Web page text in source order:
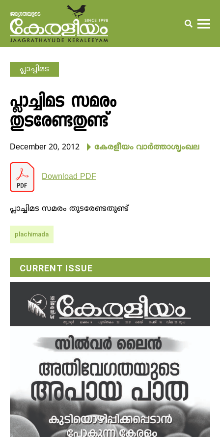
പ്ലാച്ചിമട
പ്ലാച്ചിമട സമരം
തുടരേണ്ടതുണ്ട്‌
December 20, 2012 കേരളീയം വാര്‍ത്താശൃംഖല
Download PDF
പ്ലാച്ചിമട സമരം തുടരേണ്ടതുണ്ട്
plachimada
CURRENT ISSUE